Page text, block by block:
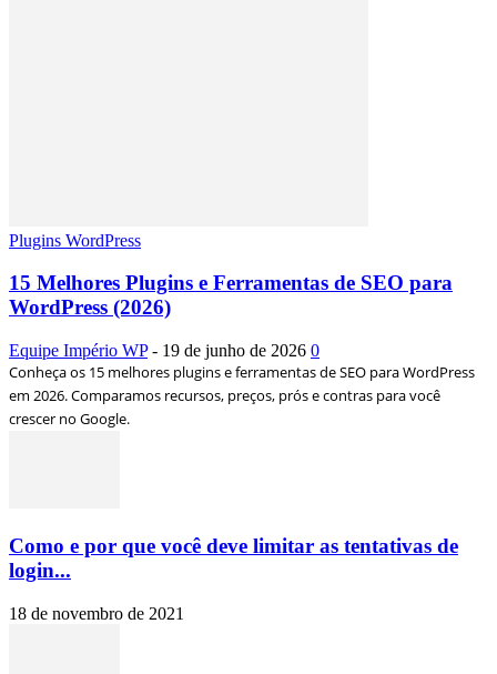
Plugins WordPress
15 Melhores Plugins e Ferramentas de SEO para
WordPress (2026)
Equipe Império WP - 19 de junho de 2026 0
Conheça os 15 melhores plugins e ferramentas de SEO para WordPress
em 2026. Comparamos recursos, preços, prós e contras para você
crescer no Google.
Como e por que você deve limitar as tentativas de
login...
18 de novembro de 2021